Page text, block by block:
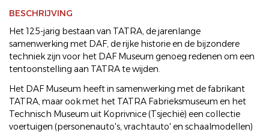
BESCHRIJVING
Het 125-jarig bestaan van TATRA, de jarenlange
samenwerking met DAF, de rijke historie en de bijzondere
techniek zijn voor het DAF Museum genoeg redenen om een
tentoonstelling aan TATRA te wijden.
Het DAF Museum heeft in samenwerking met de fabrikant
TATRA, maar ook met het TATRA Fabrieksmuseum en het
Technisch Museum uit Koprivnice (Tsjechië) een collectie
voertuigen (personenauto's, vrachtauto' en schaalmodellen)